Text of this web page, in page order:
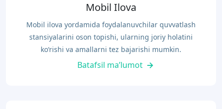
Mobil Ilova
Mobil ilova yordamida foydalanuvchilar quvvatlash
stansiyalarini oson topishi, ularning joriy holatini
ko‘rishi va amallarni tez bajarishi mumkin.
Batafsil ma’lumot